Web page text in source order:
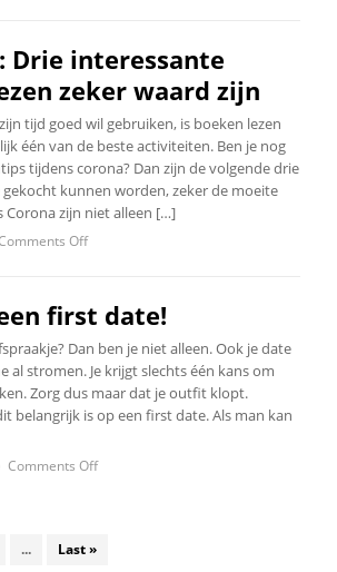
Drie interessante
zeker waard zijn
tijd goed wil gebruiken, is boeken lezen
één van de beste activiteiten. Ben je nog
tijdens corona? Dan zijn de volgende drie
kunnen worden, zeker de moeite
Corona zijn niet alleen […]
Off
first date!
Dan ben je niet alleen. Ook je date
stromen. Je krijgt slechts één kans om
Zorg dus maar dat je outfit klopt.
belangrijk is op een first date. Als man kan
Comments Off
... Last »